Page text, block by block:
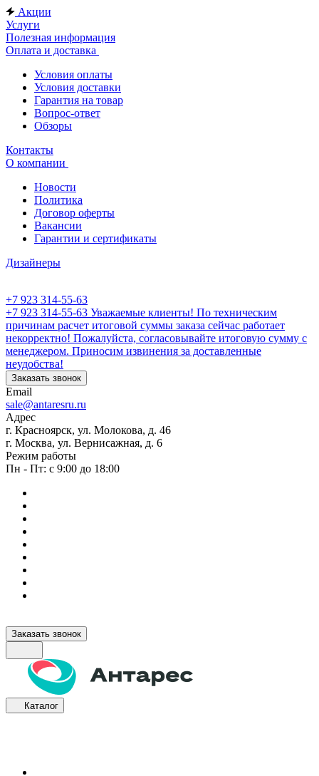
Акции
Услуги
Полезная информация
Оплата и доставка
Условия оплаты
Условия доставки
Гарантия на товар
Вопрос-ответ
Обзоры
Контакты
О компании
Новости
Политика
Договор оферты
Вакансии
Гарантии и сертификаты
Дизайнеры
+7 923 314-55-63
+7 923 314-55-63 Уважаемые клиенты! По техническим
причинам расчет итоговой суммы заказа сейчас работает
некорректно! Пожалуйста, согласовывайте итоговую сумму с
менеджером. Приносим извинения за доставленные
неудобства!
Заказать звонок
Email
sale@antaresru.ru
Адрес
г. Красноярск, ул. Молокова, д. 46
г. Москва, ул. Вернисажная, д. 6
Режим работы
Пн - Пт: с 9:00 до 18:00
Заказать звонок
Каталог